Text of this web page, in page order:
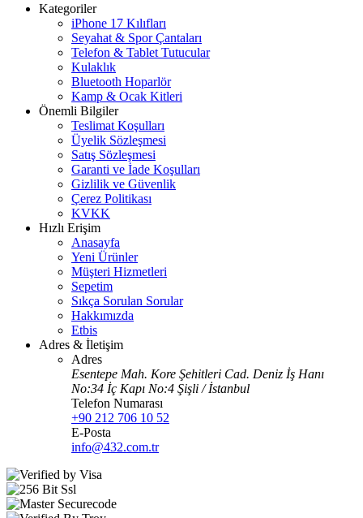
Kategoriler
iPhone 17 Kılıfları
Seyahat & Spor Çantaları
Telefon & Tablet Tutucular
Kulaklık
Bluetooth Hoparlör
Kamp & Ocak Kitleri
Önemli Bilgiler
Teslimat Koşulları
Üyelik Sözleşmesi
Satış Sözleşmesi
Garanti ve İade Koşulları
Gizlilik ve Güvenlik
Çerez Politikası
KVKK
Hızlı Erişim
Anasayfa
Yeni Ürünler
Müşteri Hizmetleri
Sepetim
Sıkça Sorulan Sorular
Hakkımızda
Etbis
Adres & İletişim
Adres
Esentepe Mah. Kore Şehitleri Cad. Deniz İş Hanı
No:34 İç Kapı No:4 Şişli / İstanbul
Telefon Numarası
+90 212 706 10 52
E-Posta
info@432.com.tr